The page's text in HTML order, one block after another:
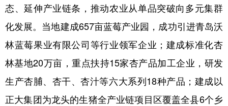
态、延伸产业链条，推动农业从单品突破向多元集群
化发展。当地建成657亩蓝莓产业园，成功引进青岛沃
林蓝莓果业有限公司等行业领军企业；建成标准化杏
林基地20万亩，重点扶持15家杏产品加工企业，研发
生产杏脯、杏干、杏汁等六大系列18种产品；建成以
正大集团为龙头的生猪全产业链项目区覆盖全县6个乡